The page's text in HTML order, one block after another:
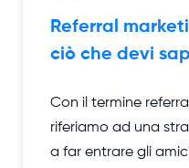
Referral
ciò che devi
Con il termine
riferiamo ad una
a far entrare gli